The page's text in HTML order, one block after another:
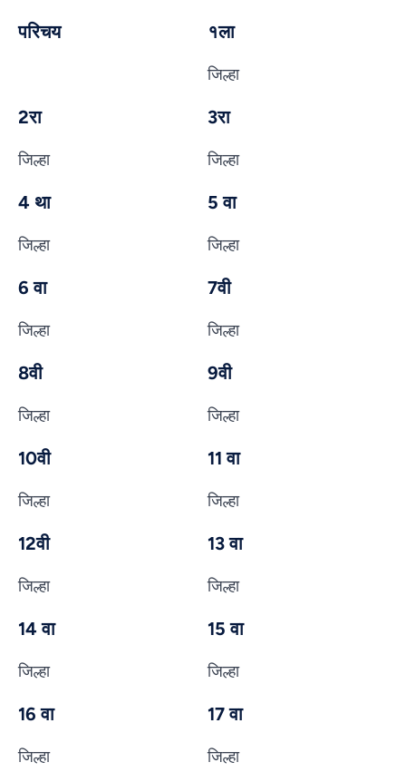
परिचय १ला
जिल्हा
2रा
जिल्हा
3रा
जिल्हा
4 था
जिल्हा
5 वा
जिल्हा
6 वा
जिल्हा
7वी
जिल्हा
8वी
जिल्हा
9वी
जिल्हा
10वी
जिल्हा
11 वा
जिल्हा
12वी
जिल्हा
13 वा
जिल्हा
14 वा
जिल्हा
15 वा
जिल्हा
16 वा
जिल्हा
17 वा
जिल्हा